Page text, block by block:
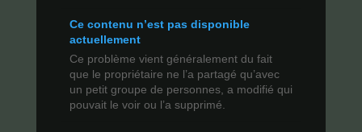
Ce contenu n’est pas disponible
actuellement
Ce problème vient généralement du fait
que le propriétaire ne l’a partagé qu’avec
un petit groupe de personnes, a modifié qui
pouvait le voir ou l’a supprimé.